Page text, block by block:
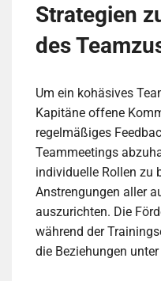
Strategien
des
Um ein kohäsives
Kapitäne offene
regelmäßiges
Teammeetings
individuelle Rollen zu
Anstrengungen aller
auszurichten. Die
während der
die Beziehungen